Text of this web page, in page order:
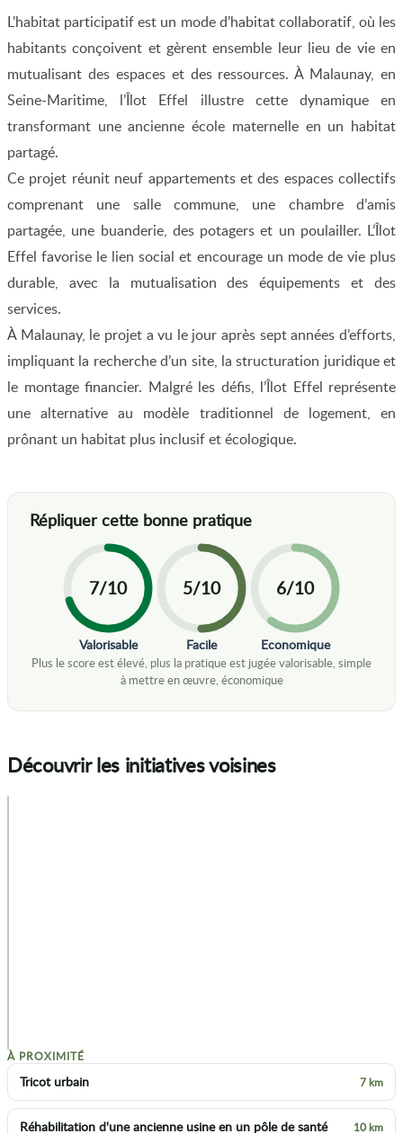
L’habitat participatif est un mode d’habitat collaboratif, où les
habitants conçoivent et gèrent ensemble leur lieu de vie en
mutualisant des espaces et des ressources. À Malaunay, en
Seine-Maritime, l’Îlot Effel illustre cette dynamique en
transformant une ancienne école maternelle en un habitat
partagé.
Ce projet réunit neuf appartements et des espaces collectifs
comprenant une salle commune, une chambre d’amis
partagée, une buanderie, des potagers et un poulailler. L’Îlot
Effel favorise le lien social et encourage un mode de vie plus
durable, avec la mutualisation des équipements et des
services.
À Malaunay, le projet a vu le jour après sept années d’efforts,
impliquant la recherche d’un site, la structuration juridique et
le montage financier. Malgré les défis, l’Îlot Effel représente
une alternative au modèle traditionnel de logement, en
prônant un habitat plus inclusif et écologique.
7/10
Valorisable
5/10
Facile
6/10
Economique
Découvrir les initiatives voisines
À PROXIMITÉ
Tricot urbain 7 km
Réhabilitation d'une ancienne usine en un pôle de santé 10 km